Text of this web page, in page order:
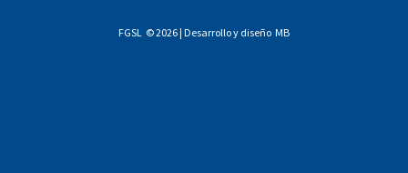
FGSL © 2026 | Desarrollo y diseño MB